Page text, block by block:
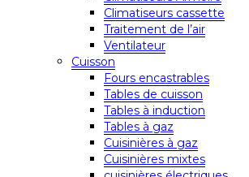
Climatiseurs cassette
Traitement de l’air
Ventilateur
Cuisson
Fours encastrables
Tables de cuisson
Tables à induction
Tables à gaz
Cuisinières à gaz
Cuisinières mixtes